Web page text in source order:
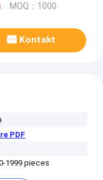
MOQ：1000
Kontakt
PDF
1999 pieces